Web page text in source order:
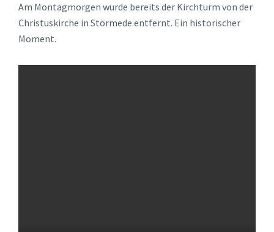
Am Montagmorgen wurde bereits der Kirchturm von der
Christuskirche in Störmede entfernt. Ein historischer
Moment.